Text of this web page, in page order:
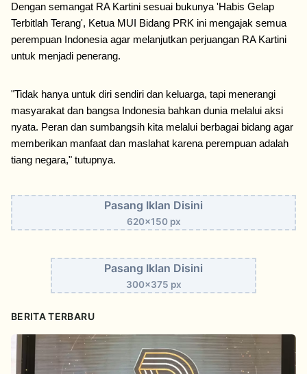
Dengan semangat RA Kartini sesuai bukunya 'Habis Gelap
Terbitlah Terang', Ketua MUI Bidang PRK ini mengajak semua
perempuan Indonesia agar melanjutkan perjuangan RA Kartini
untuk menjadi penerang.
"Tidak hanya untuk diri sendiri dan keluarga, tapi menerangi
masyarakat dan bangsa Indonesia bahkan dunia melalui aksi
nyata. Peran dan sumbangsih kita melalui berbagai bidang agar
memberikan manfaat dan maslahat karena perempuan adalah
tiang negara," tutupnya.
Pasang Iklan Disini
620x150 px
Pasang Iklan Disini
300x375 px
BERITA TERBARU